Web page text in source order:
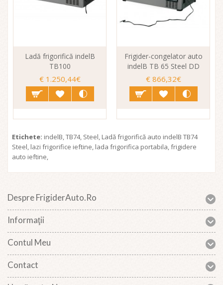
Ladă frigorifică indelB
TB100
€ 1.250,44€
Frigider-congelator auto
indelB TB 65 Steel DD
€ 866,32€
Etichete: indelB,TB74, Steel, Ladă frigorifică auto indelB TB74
Steel, lazi frigorifice ieftine, lada frigorifica portabila,frigidere
auto ieftine,
Despre FrigiderAuto.ro
Informaţii
Contul Meu
Contact